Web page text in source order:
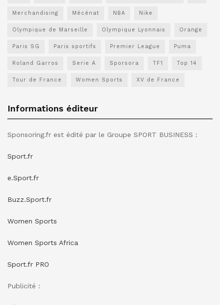
Merchandising Mécénat NBA Nike
Olympique de Marseille Olympique Lyonnais Orange
Paris SG Paris sportifs Premier League Puma
Roland Garros Serie A Sporsora TF1 Top 14
Tour de France Women Sports XV de France
Informations éditeur
Sponsoring.fr est édité par le Groupe SPORT BUSINESS :
Sport.fr
e.Sport.fr
Buzz.Sport.fr
Women Sports
Women Sports Africa
Sport.fr PRO
Publicité :